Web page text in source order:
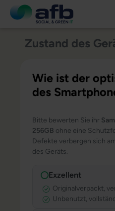
Zustand des
Wie ist der
des
Bitte bewerten Sie ihr
256GB ohne eine
Defekte verbergen sich
des Geräts.
Exzellent
Originalverpackt,
Unbenutzt,